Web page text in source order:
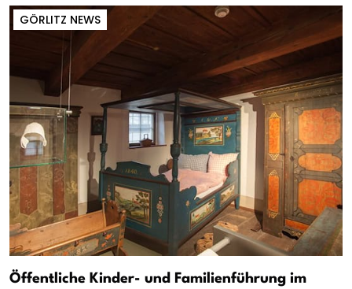
GÖRLITZ NEWS
Öffentliche Kinder- und Familienführung im